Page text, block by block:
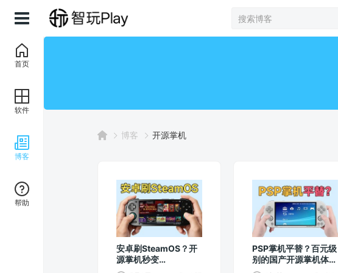
博客 开源掌机
安卓刷SteamOS？开
源掌机秒变
SteamDeck！
PSP掌机平替？百元级
别的国产开源掌机体验
评测
首页
软件
博客
帮助